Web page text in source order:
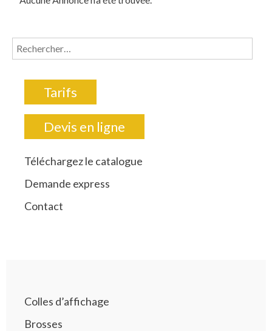
Rechercher :
Tarifs
Devis en ligne
Téléchargez le catalogue
Demande express
Contact
Colles d’affichage
Brosses